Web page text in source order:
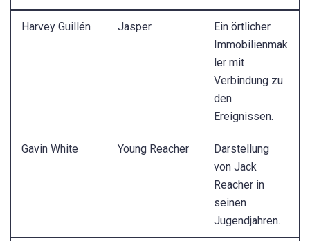
Harvey Guillén Jasper
Ein örtlicher
Immobilienmak
ler mit
Verbindung zu
den
Ereignissen.
Gavin White Young Reacher
Darstellung
von Jack
Reacher in
seinen
Jugendjahren.